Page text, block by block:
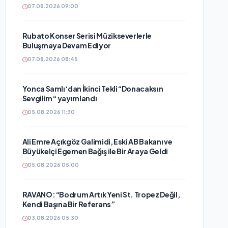
07.08.2026 09:00
Rubato Konser Serisi Müzikseverlerle
Buluşmaya Devam Ediyor
07.08.2026 08:45
Yonca Samlı ‘dan İkinci Tekli “Donacaksın
Sevgilim “ yayımlandı
05.08.2026 11:30
Ali Emre Açıkgöz Galimidi, Eski AB Bakanı ve
Büyükelçi Egemen Bağış ile Bir Araya Geldi
05.08.2026 05:00
RAVANO: “Bodrum Artık Yeni St. Tropez Değil,
Kendi Başına Bir Referans”
03.08.2026 05:30